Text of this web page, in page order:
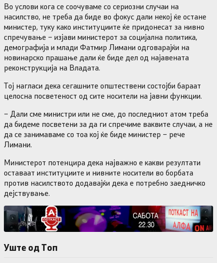
Во услови кога се соочуваме со сериозни случаи на
насилство, не треба да биде во фокус дали некој ќе остане
министер, туку како институциите ќе придонесат за нивно
спречување – изјави министерот за социјална политика,
демографија и млади Фатмир Лимани одговарајќи на
новинарско прашање дали ќе биде дел од најавената
реконструкција на Владата.
Тој нагласи дека сегашните општествени состојби бараат
целосна посветеност од сите носители на јавни функции.
– Дали сме министри или не сме, до последниот атом треба
да бидеме посветени за да ги спречиме ваквите случаи, а не
да се занимаваме со тоа кој ќе биде министер – рече
Лимани.
Министерот потенцира дека најважно е какви резултати
оставаат институциите и нивните носители во борбата
против насилството додавајќи дека е потребно заедничко
дејствување.
Уште од Tоп